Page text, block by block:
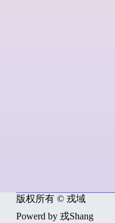
版权所有 © 戎域
Powerd by 戎Shang